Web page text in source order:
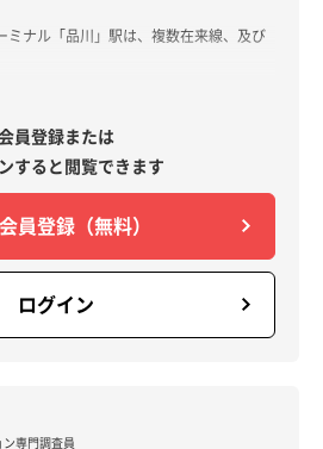
ミナル「品川」駅は、複数在来線、及び
員登録または
すると閲覧できます
員登録（無料）
ログイン
ン専門調査員